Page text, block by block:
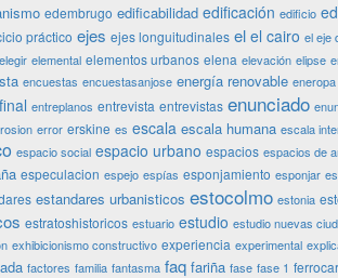
edembrugo edificabilidad edificación edificio
práctico ejes ejes longuitudinales el el cairo el eje
elegir elemental elementos urbanos elena elevación elipse
encuestas encuestasanjose energía renovable eneropa
entreplanos entrevista entrevistas enunciado
error erskine es escala escala humana escala
espacio social espacio urbano espacios espacios de
especulacion espejo espías esponjamiento esponjar
estandares urbanisticos estocolmo estonia
estratoshistoricos estuario estudio estudio nuevas
exhibicionismo constructivo experiencia experimental
factores familia fantasma faq fariña fase fase 1